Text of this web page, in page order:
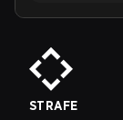
STRAFE